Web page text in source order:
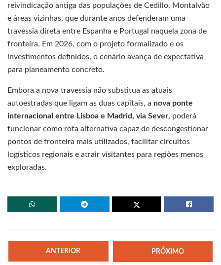
reivindicação antiga das populações de Cedillo, Montalvão
e áreas vizinhas, que durante anos defenderam uma
travessia direta entre Espanha e Portugal naquela zona de
fronteira. Em 2026, com o projeto formalizado e os
investimentos definidos, o cenário avança de expectativa
para planeamento concreto.
Embora a nova travessia não substitua as atuais
autoestradas que ligam as duas capitais, a nova ponte
internacional entre Lisboa e Madrid, via Sever, poderá
funcionar como rota alternativa capaz de descongestionar
pontos de fronteira mais utilizados, facilitar circuitos
logísticos regionais e atrair visitantes para regiões menos
exploradas.
ANTERIOR PRÓXIMO